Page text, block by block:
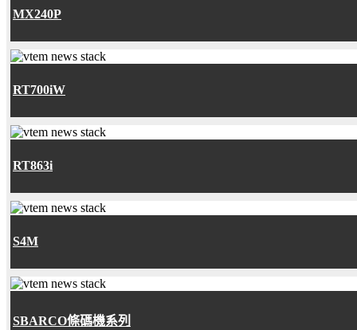
MX240P
RT700iW
RT863i
S4M
SBARCO條碼機系列